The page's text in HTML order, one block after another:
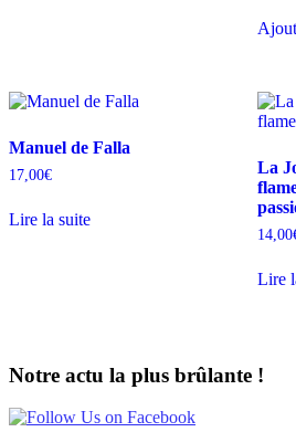
Manuel de Falla
17,00€
Lire la suite
La
14,00
Lire
Notre actu la plus brûlante !